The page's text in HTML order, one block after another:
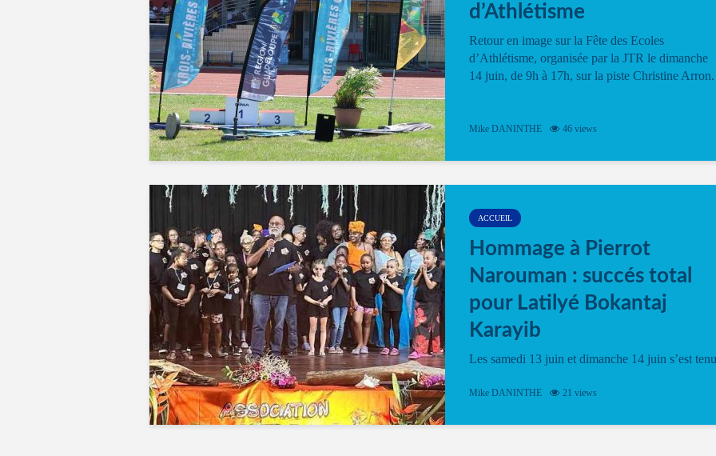
d’Athlétisme
Retour en image sur la Fête des Ecoles
d’Athlétisme, organisée par la JTR le dimanche
14 juin, de 9h à 17h, sur la piste Christine Arron.
Mike DANINTHE 46 views
ACCUEIL
Hommage à Pierrot
Narouman : succés total
pour Latilyé Bokantaj
Karayib
Les samedi 13 juin et dimanche 14 juin s’est tenu
vibrant à Pierrot Narouman, organisé par
spectacle de fin d’année, présenté à la salle...
Mike DANINTHE 21 views